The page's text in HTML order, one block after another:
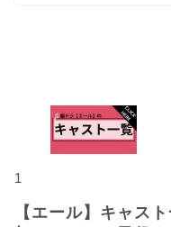
1
【エール】キャス